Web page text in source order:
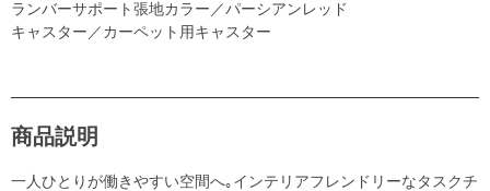
ランバーサポート張地カラー／パーシアンレッド
キャスター／カーペット用キャスター
商品説明
一人ひとりが働きやすい空間へ｡インテリアフレンドリーなタスクチ